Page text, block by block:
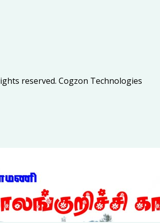
reserved. Cogzon Technologies